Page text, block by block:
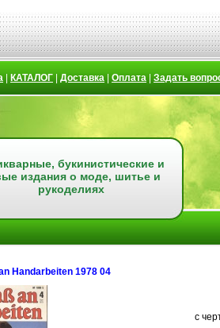
КАТАЛОГ Доставка Оплата Задать
букинистические и
издания о моде, шитье и
рукоделиях
Handarbeiten 1978 04
с